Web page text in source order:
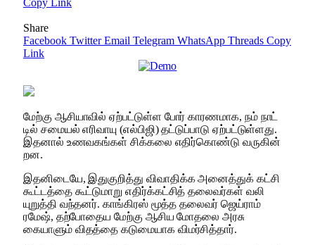
Share
Facebook Twitter Email Telegram WhatsApp Threads Copy
Link
மேற்கு ஆசி​யா​வில் ஏற்​பட்​டுள்ள போர் காரண​மாக, நம் நாட்​
டில் சமையல் எரி​வாயு (எல்​பிஜி) தட்​டுப்​பாடு ஏற்பட்டுள்ளது.
இதனால் உணவகங்​கள் சிக்​கலை எதிர்​கொண்டு வரு​கின்​
றன.
இதனிடையே, இதுகுறித்து விவா​திக்க அனைத்​துக் ​கட்சி
கூட்டத்தை கூட்​டு​மாறு எதிர்க்​கட்​சித் தலை​வர்​கள் வலி​
யுறுத்தி வந்​தனர். காங்​கிரஸ் மூத்த தலை​வர் ஜெய்​ராம்
ரமேஷ், தற்போதைய மேற்கு ஆசிய மோதலை அரசு
கையாளும் விதத்தை கடுமை​யாக விமர்​சித்​தார்.